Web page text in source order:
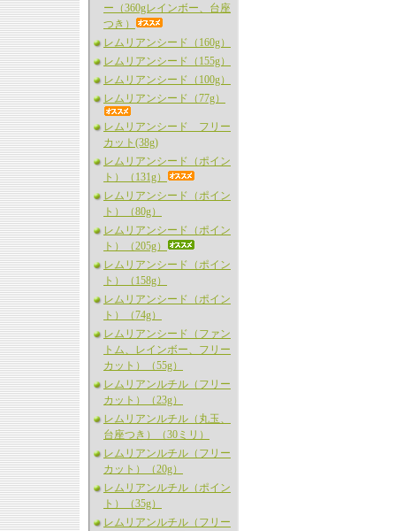
ー（360gレインボー、台座
つき）
レムリアンシード（160g）
レムリアンシード（155g）
レムリアンシード（100g）
レムリアンシード（77g）
レムリアンシード フリー
カット(38g)
レムリアンシード（ポイン
ト）（131g）
レムリアンシード（ポイン
ト）（80g）
レムリアンシード（ポイン
ト）（205g）
レムリアンシード（ポイン
ト）（158g）
レムリアンシード（ポイン
ト）（74g）
レムリアンシード（ファン
トム、レインボー、フリー
カット）（55g）
レムリアンルチル（フリー
カット）（23g）
レムリアンルチル（丸玉、
台座つき）（30ミリ）
レムリアンルチル（フリー
カット）（20g）
レムリアンルチル（ポイン
ト）（35g）
レムリアンルチル（フリー